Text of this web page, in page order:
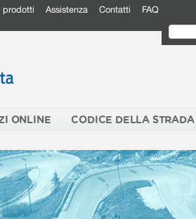
prodotti Assistenza Contatti FAQ
ONLINE CODICE DELLA STRADA